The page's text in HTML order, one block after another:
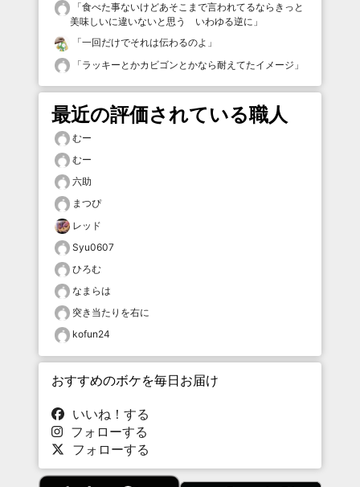
「食べた事ないけどあそこまで言われてるならきっと
美味しいに違いないと思う いわゆる逆に 」
「一回だけでそれは伝わるのよ 」
「ラッキーとかカビゴンとかなら耐えてたイメージ 」
最近の評価されている職人
むー
むー
六助
まつぴ
レッド
Syu0607
ひろむ
なまらは
突き当たりを右に
kofun24
おすすめのボケを毎日お届け
いいね！する
フォローする
フォローする